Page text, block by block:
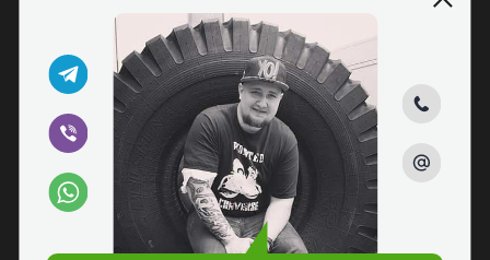
5/5
095 229 52 25
068 139 52 25
073 029 52 25
Заказать звонок
Шины и диски в Киеве по доступным ценам